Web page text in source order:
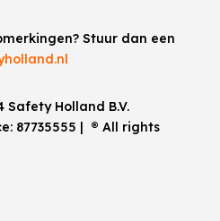
Stuur dan een
Safety Holland B.V.
87735555 | ® All rights